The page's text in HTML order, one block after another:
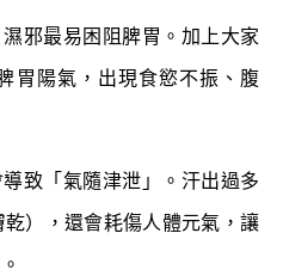
邪最易困阻脾胃。加上大家
胃陽氣，出現食慾不振、腹
致「氣隨津泄」。汗出過多
），還會耗傷人體元氣，讓